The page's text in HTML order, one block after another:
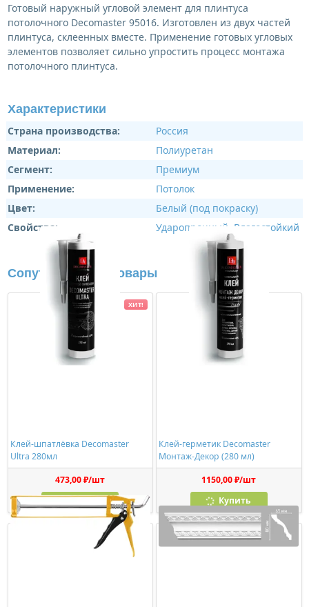
Готовый наружный угловой элемент для плинтуса
потолочного Decomaster 95016. Изготовлен из двух частей
плинтуса, склеенных вместе. Применение готовых угловых
элементов позволяет сильно упростить процесс монтажа
потолочного плинтуса.
Характеристики
Страна производства:
Россия
Материал:
Полиуретан
Сегмент:
Премиум
Применение:
Потолок
Цвет:
Белый (под покраску)
Свойства:
Ударопрочный Влагостойкий
Сопутствующие товары
Клей-шпатлёвка Decomaster
Ultra 280мл
473,00 ₽/шт
Купить
ХИТ!
Клей-герметик Decomaster
Монтаж-Декор (280 мл)
1150,00 ₽/шт
Купить